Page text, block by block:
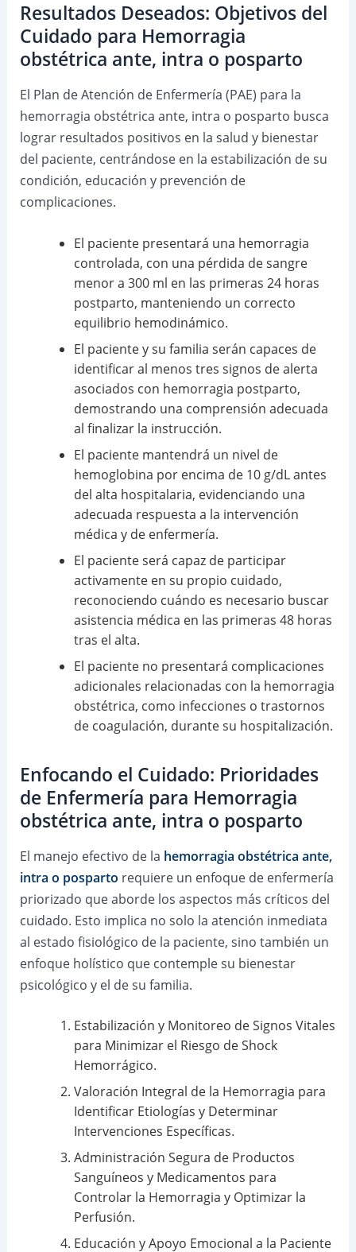
Resultados Deseados: Objetivos del
Cuidado para Hemorragia
obstétrica ante, intra o posparto
El Plan de Atención de Enfermería (PAE) para la
hemorragia obstétrica ante, intra o posparto busca
lograr resultados positivos en la salud y bienestar
del paciente, centrándose en la estabilización de su
condición, educación y prevención de
complicaciones.
El paciente presentará una hemorragia
controlada, con una pérdida de sangre
menor a 300 ml en las primeras 24 horas
postparto, manteniendo un correcto
equilibrio hemodinámico.
El paciente y su familia serán capaces de
identificar al menos tres signos de alerta
asociados con hemorragia postparto,
demostrando una comprensión adecuada
al finalizar la instrucción.
El paciente mantendrá un nivel de
hemoglobina por encima de 10 g/dL antes
del alta hospitalaria, evidenciando una
adecuada respuesta a la intervención
médica y de enfermería.
El paciente será capaz de participar
activamente en su propio cuidado,
reconociendo cuándo es necesario buscar
asistencia médica en las primeras 48 horas
tras el alta.
El paciente no presentará complicaciones
adicionales relacionadas con la hemorragia
obstétrica, como infecciones o trastornos
de coagulación, durante su hospitalización.
Enfocando el Cuidado: Prioridades
de Enfermería para Hemorragia
obstétrica ante, intra o posparto
El manejo efectivo de la hemorragia obstétrica ante,
intra o posparto requiere un enfoque de enfermería
priorizado que aborde los aspectos más críticos del
cuidado. Esto implica no solo la atención inmediata
al estado fisiológico de la paciente, sino también un
enfoque holístico que contemple su bienestar
psicológico y el de su familia.
Estabilización y Monitoreo de Signos Vitales
para Minimizar el Riesgo de Shock
Hemorrágico.
Valoración Integral de la Hemorragia para
Identificar Etiologías y Determinar
Intervenciones Específicas.
Administración Segura de Productos
Sanguíneos y Medicamentos para
Controlar la Hemorragia y Optimizar la
Perfusión.
Educación y Apoyo Emocional a la Paciente